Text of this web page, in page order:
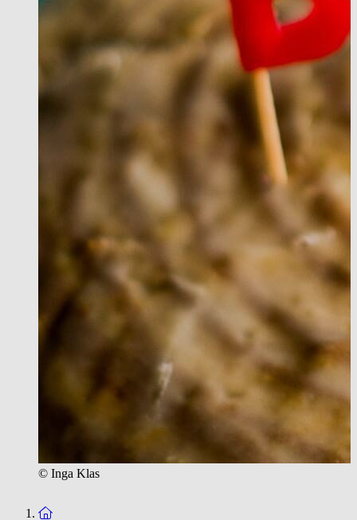
© Inga Klas
Zur Startseite